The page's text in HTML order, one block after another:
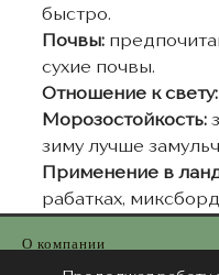
быстро.
Почвы:
сухие почвы.
Отношение к свету:
Морозостойкость:
зиму лучше
Применение в
рабатках,
О компании